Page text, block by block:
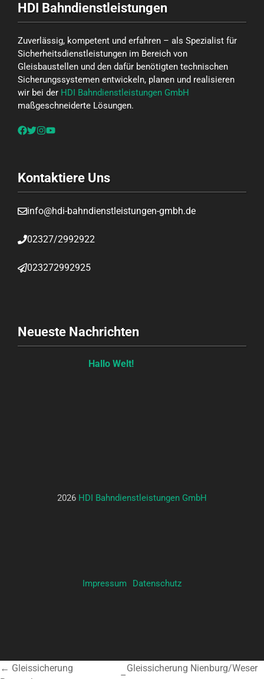
HDI Bahndienstleistungen
Zuverlässig, kompetent und erfahren – als Spezialist für
Sicherheitsdienstleistungen im Bereich von
Gleisbaustellen und den dafür benötigten technischen
Sicherungssystemen entwickeln, planen und realisieren
wir bei der HDI Bahndienstleistungen GmbH
maßgeschneiderte Lösungen.
Kontaktiere Uns
info@hdi-bahndienstleistungen-gmbh.de
02327/2992922
023272992925
Neueste Nachrichten
Hallo Welt!
2026 HDI Bahndienstleistungen GmbH
Impressum Datenschutz
← Gleissicherung
–
Gleissicherung Nienburg/Weser